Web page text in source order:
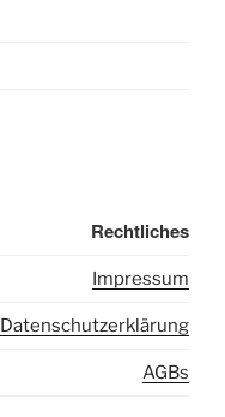
Rechtliches
Impressum
Datenschutzerklärung
AGBs